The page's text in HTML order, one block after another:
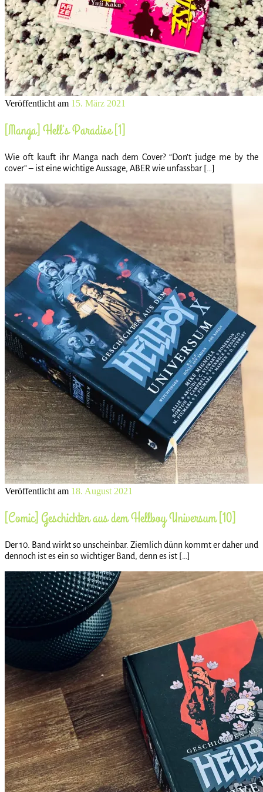
Veröffentlicht am 15. März 2021
[Manga] Hell‘s Paradise [1]
Wie oft kauft ihr Manga nach dem Cover? “Don’t judge me by the
cover” – ist eine wichtige Aussage, ABER wie unfassbar […]
Veröffentlicht am 18. August 2021
[Comic] Geschichten aus dem Hellboy Universum [10]
Der 10. Band wirkt so unscheinbar. Ziemlich dünn kommt er daher und
dennoch ist es ein so wichtiger Band, denn es ist […]